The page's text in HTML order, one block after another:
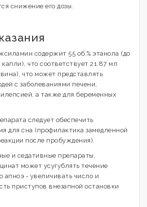
снижение его дозы.
содержит 55 об.% этанола (до
что соответствует 21.87 мл
что может представлять
с заболеваниями печени,
а также для беременных
следует обеспечить
для сна (профилактика замедленной
после пробуждения).
и седативные препараты,
может усугублять течение
апноэ - увеличивать число и
приступов внезапной остановки